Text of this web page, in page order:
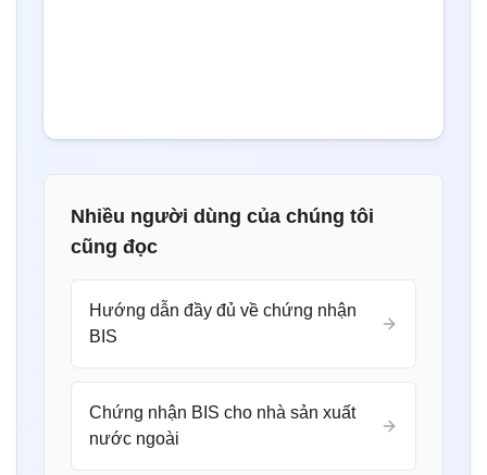
Nhiều người dùng của chúng tôi
cũng đọc
Hướng dẫn đầy đủ về chứng nhận
BIS
Chứng nhận BIS cho nhà sản xuất
nước ngoài